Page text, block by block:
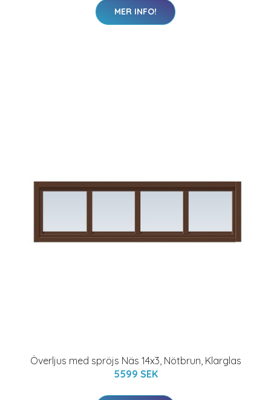
MER INFO!
Överljus med spröjs Näs 14x3, Nötbrun, Klarglas
5599 SEK